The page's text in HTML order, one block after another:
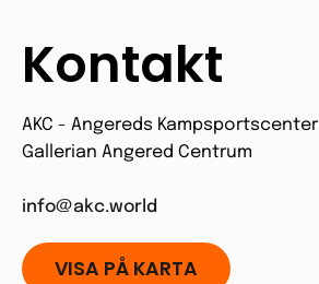
Kontakt
AKC - Angereds Kampsportscenter
Gallerian Angered Centrum
info@akc.world
VISA PÅ KARTA